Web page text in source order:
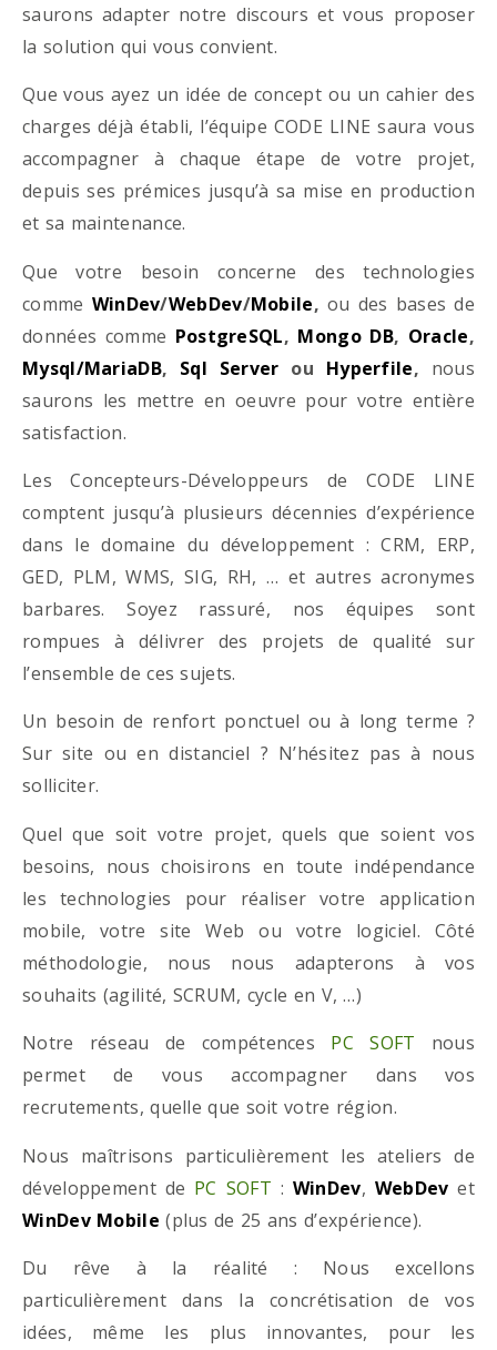
saurons adapter notre discours et vous proposer
la solution qui vous convient.
Que vous ayez un idée de concept ou un cahier des
charges déjà établi, l’équipe CODE LINE saura vous
accompagner à chaque étape de votre projet,
depuis ses prémices jusqu’à sa mise en production
et sa maintenance.
Que votre besoin concerne des technologies
comme WinDev/WebDev/Mobile, ou des bases de
données comme PostgreSQL, Mongo DB, Oracle,
Mysql/MariaDB, Sql Server ou Hyperfile, nous
saurons les mettre en oeuvre pour votre entière
satisfaction.
Les Concepteurs-Développeurs de CODE LINE
comptent jusqu’à plusieurs décennies d’expérience
dans le domaine du développement : CRM, ERP,
GED, PLM, WMS, SIG, RH, … et autres acronymes
barbares. Soyez rassuré, nos équipes sont
rompues à délivrer des projets de qualité sur
l’ensemble de ces sujets.
Un besoin de renfort ponctuel ou à long terme ?
Sur site ou en distanciel ? N’hésitez pas à nous
solliciter.
Quel que soit votre projet, quels que soient vos
besoins, nous choisirons en toute indépendance
les technologies pour réaliser votre application
mobile, votre site Web ou votre logiciel. Côté
méthodologie, nous nous adapterons à vos
souhaits (agilité, SCRUM, cycle en V, …)
Notre réseau de compétences PC SOFT nous
permet de vous accompagner dans vos
recrutements, quelle que soit votre région.
Nous maîtrisons particulièrement les ateliers de
développement de PC SOFT : WinDev, WebDev et
WinDev Mobile (plus de 25 ans d’expérience).
Du rêve à la réalité : Nous excellons
particulièrement dans la concrétisation de vos
idées, même les plus innovantes, pour les